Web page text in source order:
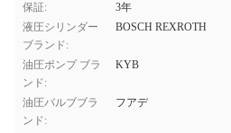
保証:
3年
液圧シリンダー
ブランド:
BOSCH REXROTH
油圧ポンプ ブラ
ンド:
KYB
油圧バルブブラ
ンド:
フアデ